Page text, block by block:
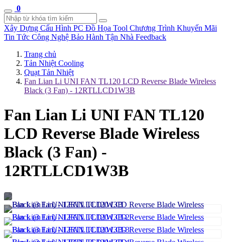
0
Xây Dựng Cấu Hình PC Đồ Họa Tool Chương Trình Khuyến Mãi
Tin Tức Công Nghệ Bảo Hành Tận Nhà Feedback
Trang chủ
Tản Nhiệt Cooling
Quạt Tản Nhiệt
Fan Lian Li UNI FAN TL120 LCD Reverse Blade Wireless
Black (3 Fan) - 12RTLLCD1W3B
Fan Lian Li UNI FAN TL120
LCD Reverse Blade Wireless
Black (3 Fan) -
12RTLLCD1W3B